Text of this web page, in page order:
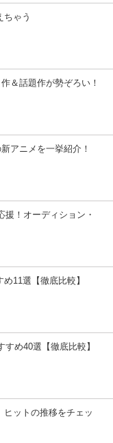
ちゃう
＆話題作が勢ぞろい！
アニメを一挙紹介！
援！オーディション・
11選【徹底比較】
め40選【徹底比較】
ットの推移をチェッ